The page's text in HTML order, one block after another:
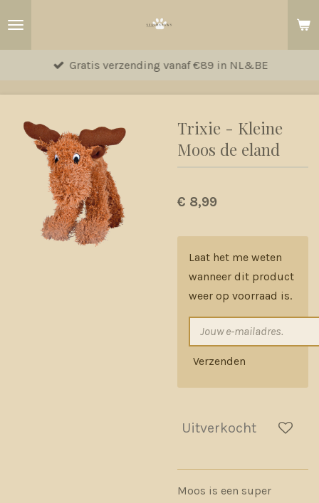
hoofdinhoud
Gratis verzending vanaf €89 in NL&BE
Trixie - Kleine
Moos de eland
€ 8,99
Laat het me weten
wanneer dit product
weer op voorraad is.
Verzenden
Uitverkocht
Moos is een super